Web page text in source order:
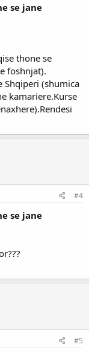
se jane
thone se
foshnjat).
Shqiperi (shumica
kamariere.Kurse
#4
se jane
#5